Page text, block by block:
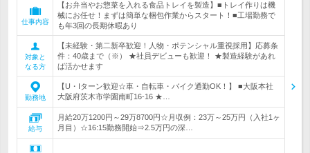
仕事内容
【お弁当やお惣菜を入れる食品トレイを製造】■トレイ作りは機
械にお任せ！まずは簡単な梱包作業からスタート！■工場勤務で
も年3回の長期休暇あり
対象と
なる方
【未経験・第二新卒歓迎！人物・ポテンシャル重視採用】応募条
件：40歳まで（※） ★社員デビューも歓迎！ ★製造経験があれ
ば活かせます
勤務地
【U・Iターン歓迎☆車・自転車・バイク通勤OK！】 ■大阪本社
大阪府茨木市学園南町16-16 ★…
給与
月給20万1200円～29万8700円☆月収例：23万～25万円（入社1ヶ
月目）☆16:15勤務開始⇒2.5万円の深…